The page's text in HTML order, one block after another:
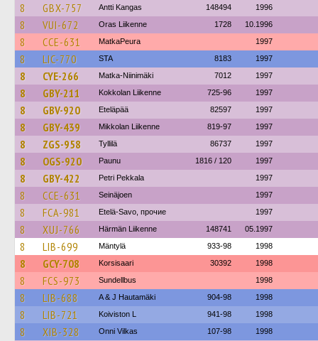
8 GBX-757 Antti Kangas 148494 1996
8 VUI-672 Oras Liikenne 1728 10.1996
8 CCE-631 MatkaPeura 1997
8 LIC-770 STA 8183 1997
8 CYE-266 Matka-Niinimäki 7012 1997
8 GBY-211 Kokkolan Liikenne 725-96 1997
8 GBV-920 Eteläpää 82597 1997
8 GBY-439 Mikkolan Liikenne 819-97 1997
8 ZGS-958 Tyllilä 86737 1997
8 OGS-920 Paunu 1816 / 120 1997
8 GBY-422 Petri Pekkala 1997
8 CCE-631 Seinäjoen 1997
8 FCA-981 Etelä-Savo, прочие 1997
8 XUJ-766 Härmän Liikenne 148741 05.1997
8 LIB-699 Mäntylä 933-98 1998
8 GCY-708 Korsisaari 30392 1998
8 FCS-973 Sundellbus 1998
8 LIB-688 A & J Hautamäki 904-98 1998
8 LIB-721 Koiviston L 941-98 1998
8 XIB-328 Onni Vilkas 107-98 1998